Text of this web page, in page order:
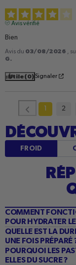
Avis vérifié
Bien
Avis du 03/08/2026 ,
G.
Utile(0)Signaler
1 2
FROID
COMMENT
POUR HYDRATER
QUELLE EST LA
UNE FOIS PRÉPARÉ
POURQUOI LES
ELLES DU SUCRE ?